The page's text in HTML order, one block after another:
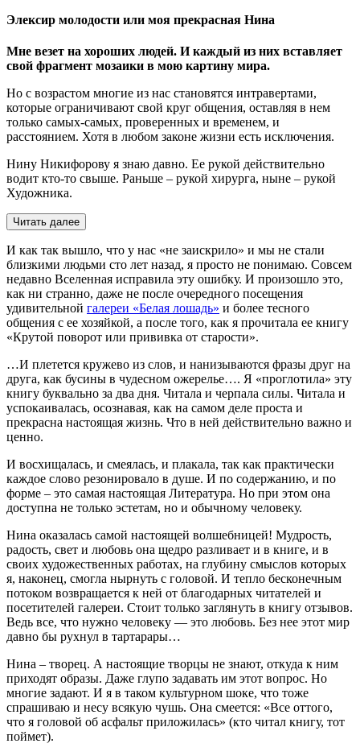
Элексир молодости или моя прекрасная Нина
Мне везет на хороших людей. И каждый из них вставляет
свой фрагмент мозаики в мою картину мира.
Но с возрастом многие из нас становятся интравертами,
которые ограничивают свой круг общения, оставляя в нем
только самых-самых, проверенных и временем, и
расстоянием. Хотя в любом законе жизни есть исключения.
Нину Никифорову я знаю давно. Ее рукой действительно
водит кто-то свыше. Раньше – рукой хирурга, ныне – рукой
Художника.
Читать далее
И как так вышло, что у нас «не заискрило» и мы не стали
близкими людьми сто лет назад, я просто не понимаю. Совсем
недавно Вселенная исправила эту ошибку. И произошло это,
как ни странно, даже не после очередного посещения
удивительной галереи «Белая лошадь» и более тесного
общения с ее хозяйкой, а после того, как я прочитала ее книгу
«Крутой поворот или прививка от старости».
…И плетется кружево из слов, и нанизываются фразы друг на
друга, как бусины в чудесном ожерелье…. Я «проглотила» эту
книгу буквально за два дня. Читала и черпала силы. Читала и
успокаивалась, осознавая, как на самом деле проста и
прекрасна настоящая жизнь. Что в ней действительно важно и
ценно.
И восхищалась, и смеялась, и плакала, так как практически
каждое слово резонировало в душе. И по содержанию, и по
форме – это самая настоящая Литература. Но при этом она
доступна не только эстетам, но и обычному человеку.
Нина оказалась самой настоящей волшебницей! Мудрость,
радость, свет и любовь она щедро разливает и в книге, и в
своих художественных работах, на глубину смыслов которых
я, наконец, смогла нырнуть с головой. И тепло бесконечным
потоком возвращается к ней от благодарных читателей и
посетителей галереи. Стоит только заглянуть в книгу отзывов.
Ведь все, что нужно человеку — это любовь. Без нее этот мир
давно бы рухнул в тартарары…
Нина – творец. А настоящие творцы не знают, откуда к ним
приходят образы. Даже глупо задавать им этот вопрос. Но
многие задают. И я в таком культурном шоке, что тоже
спрашиваю и несу всякую чушь. Она смеется: «Все оттого,
что я головой об асфальт приложилась» (кто читал книгу, тот
поймет).